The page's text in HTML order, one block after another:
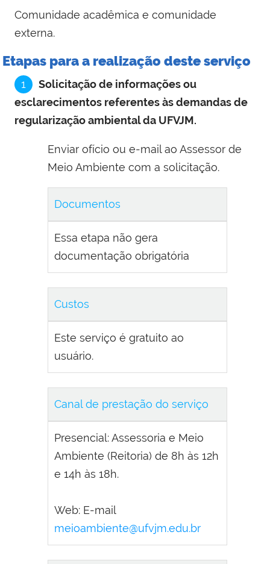
Comunidade acadêmica e comunidade
externa.
Etapas para a realização deste serviço
1
Solicitação de informações ou
esclarecimentos referentes às demandas de
regularização ambiental da UFVJM.
Enviar ofício ou e-mail ao Assessor de
Meio Ambiente com a solicitação.
Documentos
Essa etapa não gera
documentação obrigatória
Custos
Este serviço é gratuito ao
usuário.
Canal de prestação do serviço
Presencial: Assessoria e Meio
Ambiente (Reitoria) de 8h às 12h
e 14h às 18h.
Web: E-mail
meioambiente@ufvjm.edu.br